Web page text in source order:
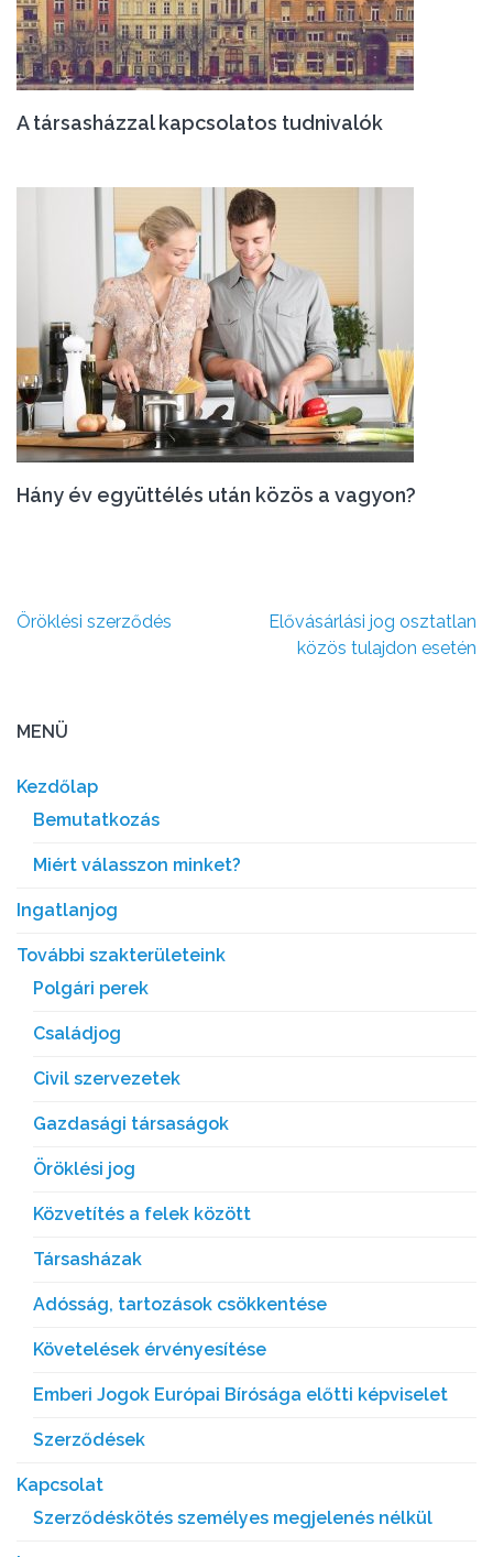
A társasházzal kapcsolatos tudnivalók
Hány év együttélés után közös a vagyon?
Bejegyzés
Öröklési szerződés
Elővásárlási jog osztatlan
közös tulajdon esetén
MENÜ
Kezdőlap
Bemutatkozás
Miért válasszon minket?
Ingatlanjog
További szakterületeink
Polgári perek
Családjog
Civil szervezetek
Gazdasági társaságok
Öröklési jog
Közvetítés a felek között
Társasházak
Adósság, tartozások csökkentése
Követelések érvényesítése
Emberi Jogok Európai Bírósága előtti képviselet
Szerződések
Kapcsolat
Szerződéskötés személyes megjelenés nélkül